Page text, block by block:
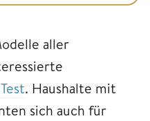
aller
. Haushalte mit
sich auch für